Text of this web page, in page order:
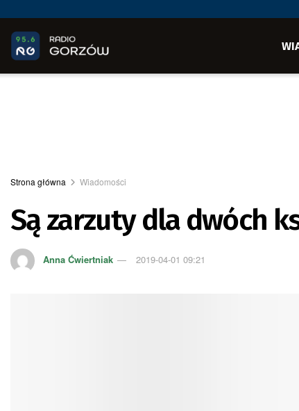
Strona główna Wiadomości
Są zarzuty dla dwóch
Anna Ćwiertniak 2019-04-01 09:21